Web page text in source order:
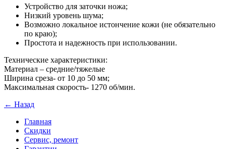
Устройство для заточки ножа;
Низкий уровень шума;
Возможно локальное истончение кожи (не обязательно
по краю);
Простота и надежность при использовании.
Технические характеристики:
Материал – средние/тяжелые
Ширина среза- от 10 до 50 мм;
Максимальная скорость- 1270 об/мин.
← Назад
Главная
Скидки
Сервис, ремонт